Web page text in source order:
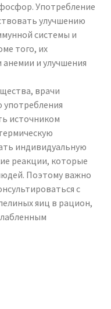
Употребление
улучшению
системы и
того, их
и улучшения
врачи
употребления
источником
индивидуальную
реакции, которые
Поэтому важно
с
яиц в рацион,